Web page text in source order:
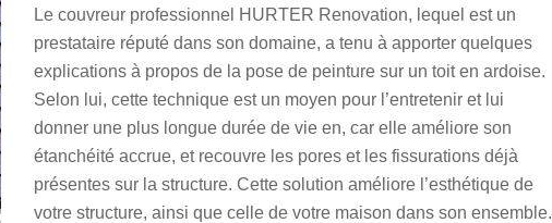
Le couvreur professionnel HURTER Renovation, lequel est un
prestataire réputé dans son domaine, a tenu à apporter quelques
explications à propos de la pose de peinture sur un toit en ardoise.
Selon lui, cette technique est un moyen pour l’entretenir et lui
donner une plus longue durée de vie en, car elle améliore son
étanchéité accrue, et recouvre les pores et les fissurations déjà
présentes sur la structure. Cette solution améliore l’esthétique de
votre structure, ainsi que celle de votre maison dans son ensemble.